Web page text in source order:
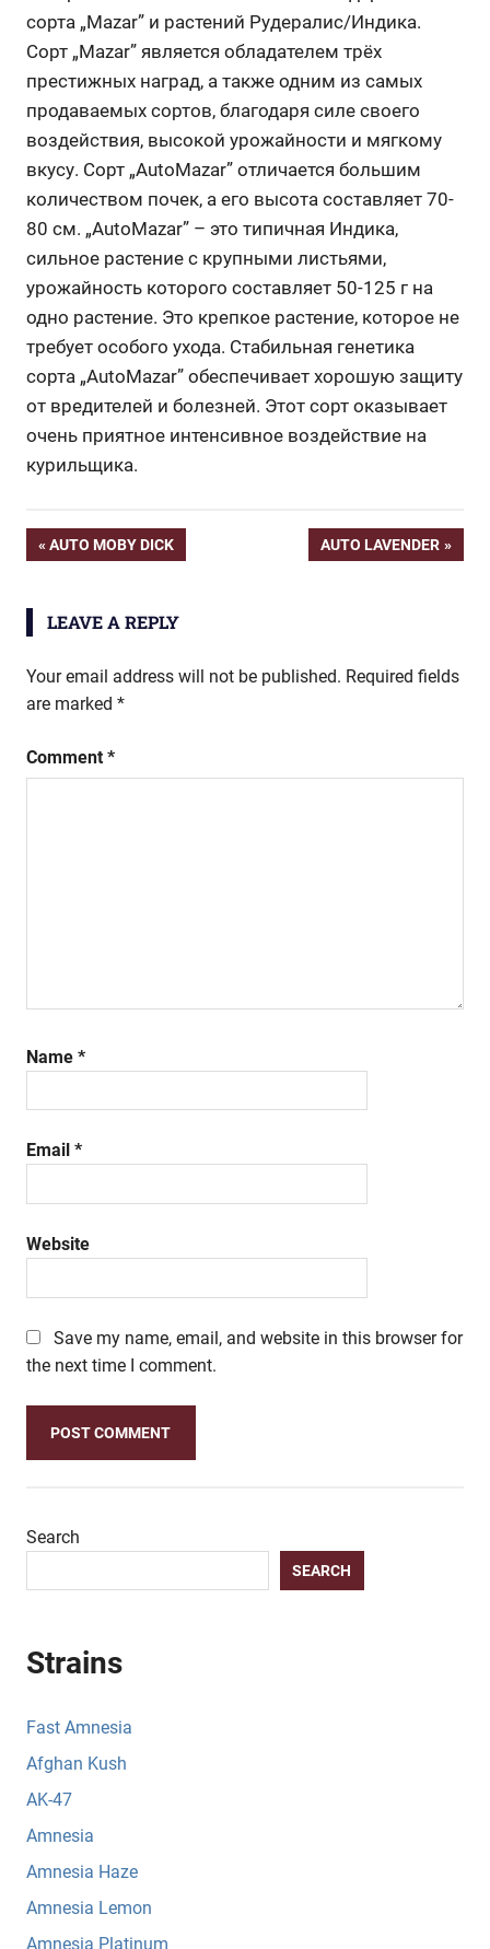
сорта „Mazar” и растений Рудералис/Индика.
Сорт „Mazar” является обладателем трёх
престижных наград, а также одним из самых
продаваемых сортов, благодаря силе своего
воздействия, высокой урожайности и мягкому
вкусу. Сорт „AutoMazar” отличается большим
количеством почек, а его высота составляет 70-
80 см. „AutoMazar” – это типичная Индика,
сильное растение с крупными листьями,
урожайность которого составляет 50-125 г на
одно растение. Это крепкое растение, которое не
требует особого ухода. Стабильная генетика
сорта „AutoMazar” обеспечивает хорошую защиту
от вредителей и болезней. Этот сорт оказывает
очень приятное интенсивное воздействие на
курильщика.
Post
PREVIOUS
AUTO MOBY DICK
NEXT
AUTO LAVENDER
LEAVE A REPLY
Your email address will not be published. Required fields
are marked *
Comment *
Name *
Email *
Website
Save my name, email, and website in this browser for
the next time I comment.
Search
SEARCH
Strains
Fast Amnesia
Afghan Kush
AK-47
Amnesia
Amnesia Haze
Amnesia Lemon
Amnesia Platinum